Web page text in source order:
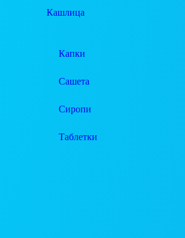
Кашлица
Капки
Сашета
Сиропи
Таблетки